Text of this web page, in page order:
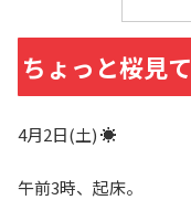
ちょっと桜見
4月2日(土) ☀
午前3時、起床。